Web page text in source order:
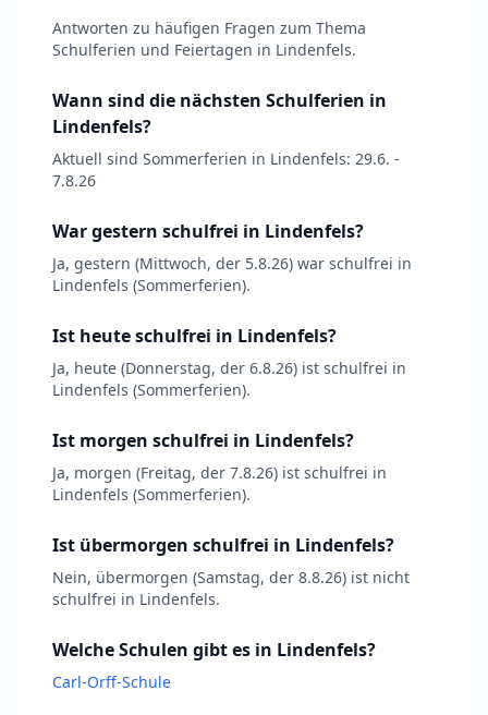
Antworten zu häufigen Fragen zum Thema
Schulferien und Feiertagen in Lindenfels.
Wann sind die nächsten Schulferien in
Lindenfels?
Aktuell sind Sommerferien in Lindenfels: 29.6. -
7.8.26
War gestern schulfrei in Lindenfels?
Ja, gestern (Mittwoch, der 5.8.26) war schulfrei in
Lindenfels (Sommerferien).
Ist heute schulfrei in Lindenfels?
Ja, heute (Donnerstag, der 6.8.26) ist schulfrei in
Lindenfels (Sommerferien).
Ist morgen schulfrei in Lindenfels?
Ja, morgen (Freitag, der 7.8.26) ist schulfrei in
Lindenfels (Sommerferien).
Ist übermorgen schulfrei in Lindenfels?
Nein, übermorgen (Samstag, der 8.8.26) ist nicht
schulfrei in Lindenfels.
Welche Schulen gibt es in Lindenfels?
Carl-Orff-Schule